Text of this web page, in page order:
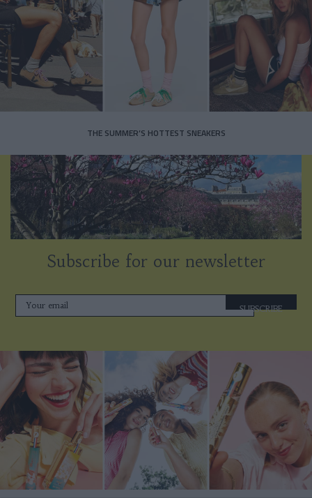
THE SUMMER’S HOTTEST SNEAKERS
Subscribe for our newsletter
SUBSCRIBE